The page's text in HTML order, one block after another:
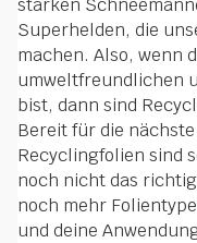
Superhelden, die
machen. Also, wenn
umweltfreundlichen
bist, dann sind
Bereit für die
Recyclingfolien sind
noch nicht das
noch mehr
und deine